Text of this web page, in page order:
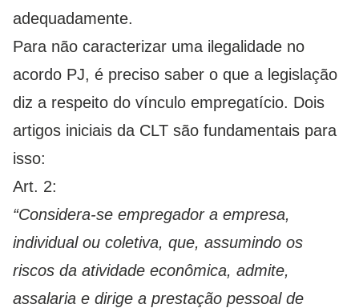
adequadamente.
Para não caracterizar uma ilegalidade no
acordo PJ, é preciso saber o que a legislação
diz a respeito do vínculo empregatício. Dois
artigos iniciais da CLT são fundamentais para
isso:
Art. 2:
“Considera-se empregador a empresa,
individual ou coletiva, que, assumindo os
riscos da atividade econômica, admite,
assalaria e dirige a prestação pessoal de